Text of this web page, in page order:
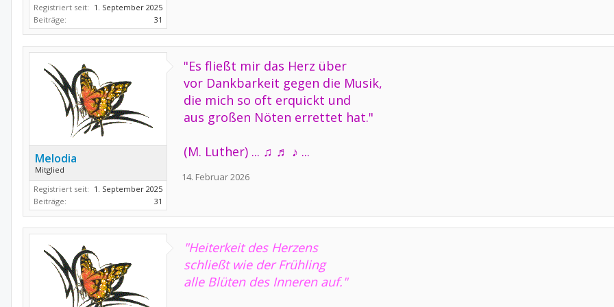
Registriert seit: 1. September 2025
Beiträge:
31
Melodia
Mitglied
Registriert seit: 1. September 2025
Beiträge:
31
"Es fließt mir das Herz über
vor Dankbarkeit gegen die Musik,
die mich so oft erquickt und
aus großen Nöten errettet hat."
(M. Luther) ... ♫ ♬ ♪ ...
14. Februar 2026
"Heiterkeit des Herzens
schließt wie der Frühling
alle Blüten des Inneren auf."